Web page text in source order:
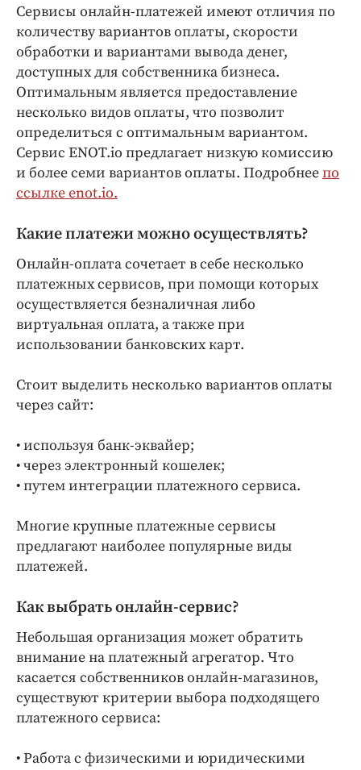
Интересное чтиво
Клиника года
Бренд года
Работодатель года
Сервисы онлайн-платежей имеют отличия по
количеству вариантов оплаты, скорости
обработки и вариантами вывода денег,
доступных для собственника бизнеса.
Оптимальным является предоставление
несколько видов оплаты, что позволит
определиться с оптимальным вариантом.
Сервис ENOT.io предлагает низкую комиссию
и более семи вариантов оплаты. Подробнеепо
ссылке enot.io.
Какие платежи можно осуществлять?
Онлайн-оплата сочетает в себе несколько
платежных сервисов, при помощи которых
осуществляется безналичная либо
виртуальная оплата, а также при
использовании банковских карт.
Стоит выделить несколько вариантов оплаты
через сайт:
• используя банк-эквайер;
• через электронный кошелек;
• путем интеграции платежного сервиса.
Многие крупные платежные сервисы
предлагают наиболее популярные виды
платежей.
Как выбрать онлайн-сервис?
Небольшая организация может обратить
внимание на платежный агрегатор. Что
касается собственников онлайн-магазинов,
существуют критерии выбора подходящего
платежного сервиса:
• Работа с физическими и юридическими